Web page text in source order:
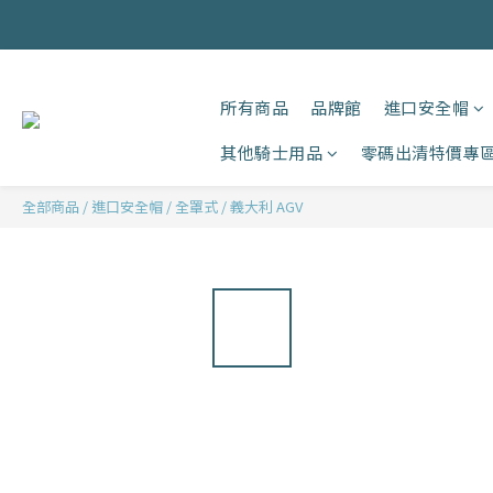
所有商品 品牌館
進口安全帽
其他騎士用品
零碼出清特價專
全部商品 /進口安全帽 / 全罩式 /義大利 AGV